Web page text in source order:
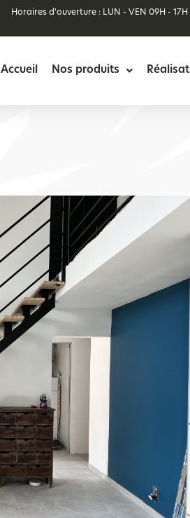
Horaires d'ouverture : LUN - VEN 09H - 17H
Accueil Nos produits